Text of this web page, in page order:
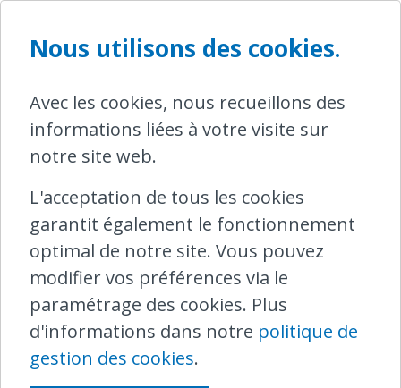
D’après nous, le client n'avait une relation
contractuelle qu'avec la SNCB, et non avec
les CFL. En outre, un voyageur ne devrait
jamais être victime d'un conflit entre deux
entreprises. De plus, les problèmes se
belge.
Ce voyageur a donc subi des coûts
évitables. Nous avons donc insisté et
demandé à la SNCB de rembourser les
frais de taxi encourus. En réponse, la
SNCB a déclaré qu'en remboursant le
billet de train, elle suivait déjà les règles
Nous utilisons des cookies.
Avec les cookies, nous recueillons des
informations liées à votre visite sur
notre site web.
L'acceptation de tous les cookies
garantit également le fonctionnement
optimal de notre site. Vous pouvez
modifier vos préférences via le
paramétrage des cookies. Plus
d'informations dans notre politique de
gestion des cookies.